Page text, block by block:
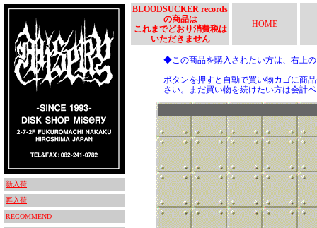
新入荷
再入荷
RECOMMEND
BLOODSUCKER records
の商品は
これまでどおり消費税は
いただきません
HOME
◆この商品を購入されたい方は、右上
ボタンを押すと自動で買い物カゴに商
さい。まだ買い物を続けたい方は会計